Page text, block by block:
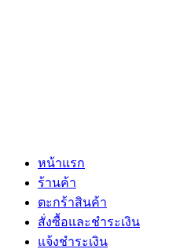
หน้าแรก
ร้านค้า
ตะกร้าสินค้า
สั่งซื้อและชำระเงิน
แจ้งชำระเงิน